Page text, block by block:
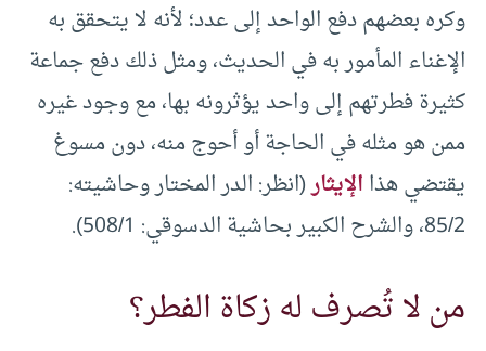
وكره بعضهم دفع الواحد إلى عدد؛ لأنه لا يتحقق به
الإغناء المأمور به في الحديث، ومثل ذلك دفع جماعة
كثيرة فطرتهم إلى واحد يؤثرونه بها، مع وجود غيره
ممن هو مثله في الحاجة أو أحوج منه، دون مسوغ
يقتضي هذاالإيثار(انظر: الدر المختار وحاشيته:
85/2، والشرح الكبير بحاشية الدسوقي: 508/1).
من لا تُصرف له زكاة الفطر؟